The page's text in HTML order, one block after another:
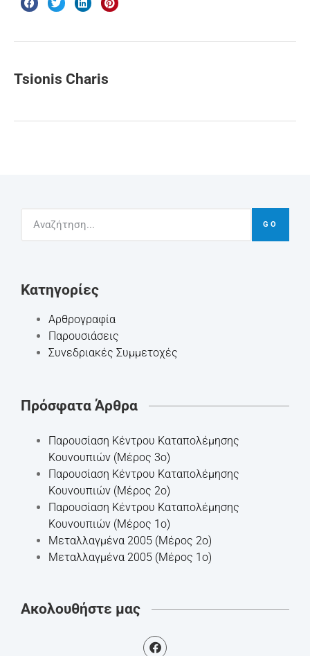
Tsionis Charis
GO
Kατηγορίες
Αρθρογραφία
Παρουσιάσεις
Συνεδριακές Συμμετοχές
Πρόσφατα Άρθρα
Παρουσίαση Κέντρου Καταπολέμησης
Κουνουπιών (Μέρος 3ο)
Παρουσίαση Κέντρου Καταπολέμησης
Κουνουπιών (Μέρος 2ο)
Παρουσίαση Κέντρου Καταπολέμησης
Κουνουπιών (Μέρος 1ο)
Mεταλλαγμένα 2005 (Μέρος 2ο)
Mεταλλαγμένα 2005 (Μέρος 1ο)
Ακολουθήστε μας